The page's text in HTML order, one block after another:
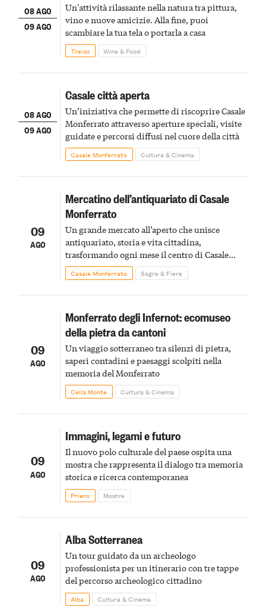
08 AGO
09 AGO
Un'attività rilassante nella natura tra pittura,
vino e nuove amicizie. Alla fine, puoi
scambiare la tua tela o portarla a casa
Treiso Wine & Food
08 AGO
09 AGO
Casale città aperta
Un’iniziativa che permette di riscoprire Casale
Monferrato attraverso aperture speciali, visite
guidate e percorsi diffusi nel cuore della città
Casale Monferrato Cultura & Cinema
09
AGO
Mercatino dell’antiquariato di Casale
Monferrato
Un grande mercato all’aperto che unisce
antiquariato, storia e vita cittadina,
trasformando ogni mese il centro di Casale
Monferrato in un luogo di scoperta e racconto
Casale Monferrato Sagre & Fiere
09
AGO
Monferrato degli Infernot: ecomuseo
della pietra da cantoni
Un viaggio sotterraneo tra silenzi di pietra,
saperi contadini e paesaggi scolpiti nella
memoria del Monferrato
Cella Monte Cultura & Cinema
09
AGO
Immagini, legami e futuro
Il nuovo polo culturale del paese ospita una
mostra che rappresenta il dialogo tra memoria
storica e ricerca contemporanea
Priero Mostre
09
AGO
Alba Sotterranea
Un tour guidato da un archeologo
professionista per un itinerario con tre tappe
del percorso archeologico cittadino
Alba Cultura & Cinema